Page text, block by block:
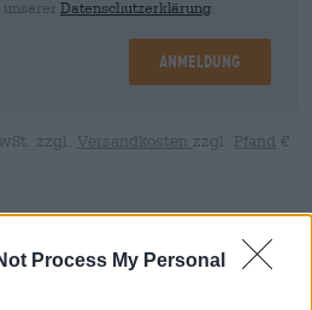
Process My Personal
Datenschutzerklärung
Anmeldung
zzgl. Versandkosten zzgl. Pfand €